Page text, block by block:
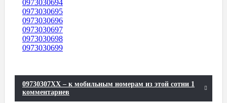
0973030694
0973030695
0973030696
0973030697
0973030698
0973030699
09730307XX – к мобильным номерам из этой сотни 1
комментариев